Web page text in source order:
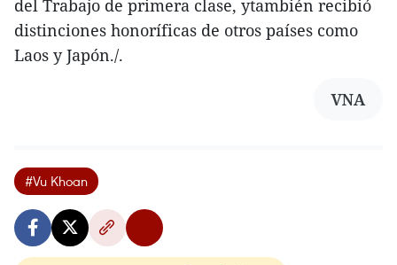
del Trabajo de primera clase, ytambién recibió
distinciones honoríficas de otros países como
Laos y Japón./.
VNA
#Vu Khoan